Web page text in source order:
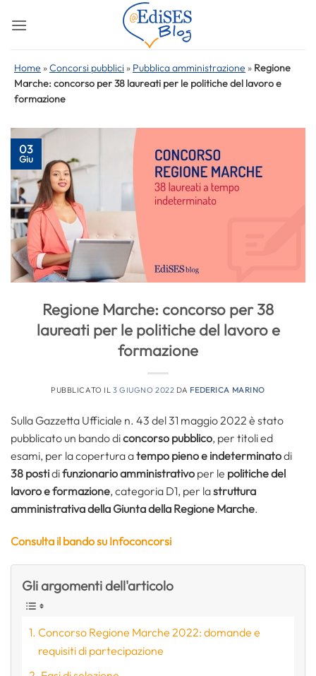
Home »Concorsi pubblici » Pubblica amministrazione » Regione
Marche: concorso per 38 laureati per le politiche del lavoro e
formazione
03
Giu
Regione Marche: concorso per 38
laureati per le politiche del lavoro e
formazione
PUBBLICATO IL 3 GIUGNO 2022 DA FEDERICA MARINO
Sulla Gazzetta Ufficiale n. 43 del 31 maggio 2022 è stato
pubblicato un bando diconcorso pubblico, per titoli ed
esami, per la copertura atempo pieno e indeterminatodi
38 postidifunzionario amministrativo per le politiche del
lavoro e formazione, categoria D1, per lastruttura
amministrativa della Giunta della Regione Marche.
Consulta il bando su Infoconcorsi
Gli argomenti dell'articolo
Concorso Regione Marche 2022: domande e
requisiti di partecipazione